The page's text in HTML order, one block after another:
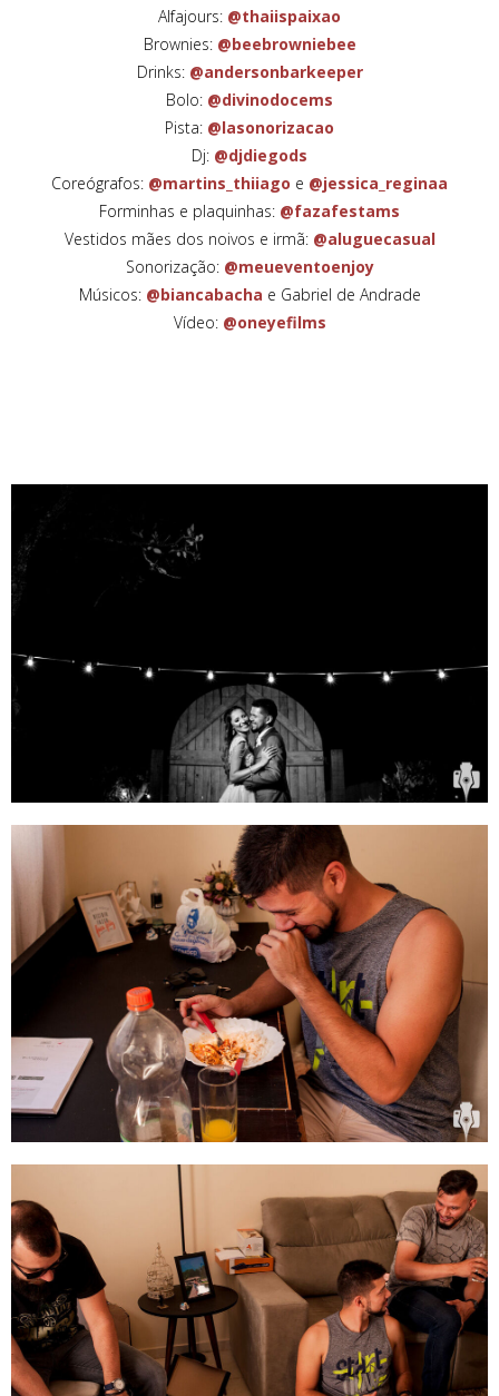
Alfajours: @thaiispaixao
Brownies: @beebrowniebee
Drinks: @andersonbarkeeper
Bolo: @divinodocems
Pista: @lasonorizacao
Dj: @djdiegods
Coreógrafos: @martins_thiiago e @jessica_reginaa
Forminhas e plaquinhas: @fazafestams
Vestidos mães dos noivos e irmã: @aluguecasual
Sonorização: @meueventoenjoy
Músicos: @biancabacha e Gabriel de Andrade
Vídeo: @oneyefilms